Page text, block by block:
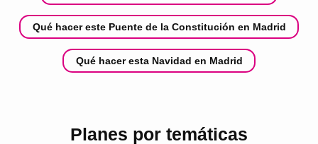
Qué hacer este Puente de la Constitución en Madrid
Qué hacer esta Navidad en Madrid
Planes por temáticas